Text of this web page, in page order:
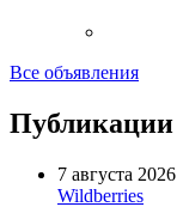
Все объявления
Публикации
7 августа 2026
Wildberries